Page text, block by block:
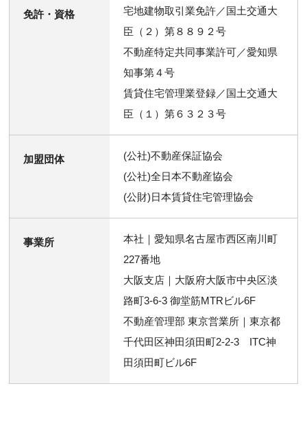
免許・資格
宅地建物取引業免許／国土交通大
臣（２）第８８９２号
不動産特定共同事業許可／愛知県
知事第４号
賃貸住宅管理業登録／国土交通大
臣（１）第６３２３号
加盟団体
(公社)不動産保証協会
(公社)全日本不動産協会
(公財)日本賃貸住宅管理協会
事業所
本社｜愛知県名古屋市西区南川町
227番地
大阪支店｜大阪府大阪市中央区淡
路町3-6-3 御堂筋MTRビル6F
不動産管理部 東京営業所｜東京都
千代田区神田須田町2-2-3 ITC神
田須田町ビル6F